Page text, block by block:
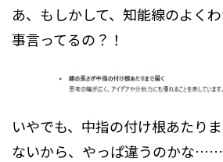
あ、もしかして、知能線のよく
事言ってるの？！
いやでも、中指の付け根あたり
ないから、やっぱ違うのかな……